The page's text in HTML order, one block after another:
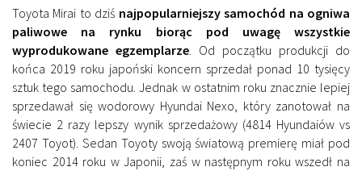
Toyota Mirai to dziś najpopularniejszy samochód na ogniwa
paliwowe na rynku biorąc pod uwagę wszystkie
wyprodukowane egzemplarze. Od początku produkcji do
końca 2019 roku japoński koncern sprzedał ponad 10 tysięcy
sztuk tego samochodu. Jednak w ostatnim roku znacznie lepiej
sprzedawał się wodorowy Hyundai Nexo, który zanotował na
świecie 2 razy lepszy wynik sprzedażowy (4814 Hyundaiów vs
2407 Toyot). Sedan Toyoty swoją światową premierę miał pod
koniec 2014 roku w Japonii, zaś w następnym roku wszedł na